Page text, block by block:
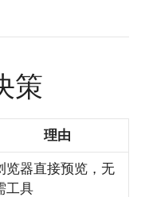
策
理由
览器直接预览，无
工具